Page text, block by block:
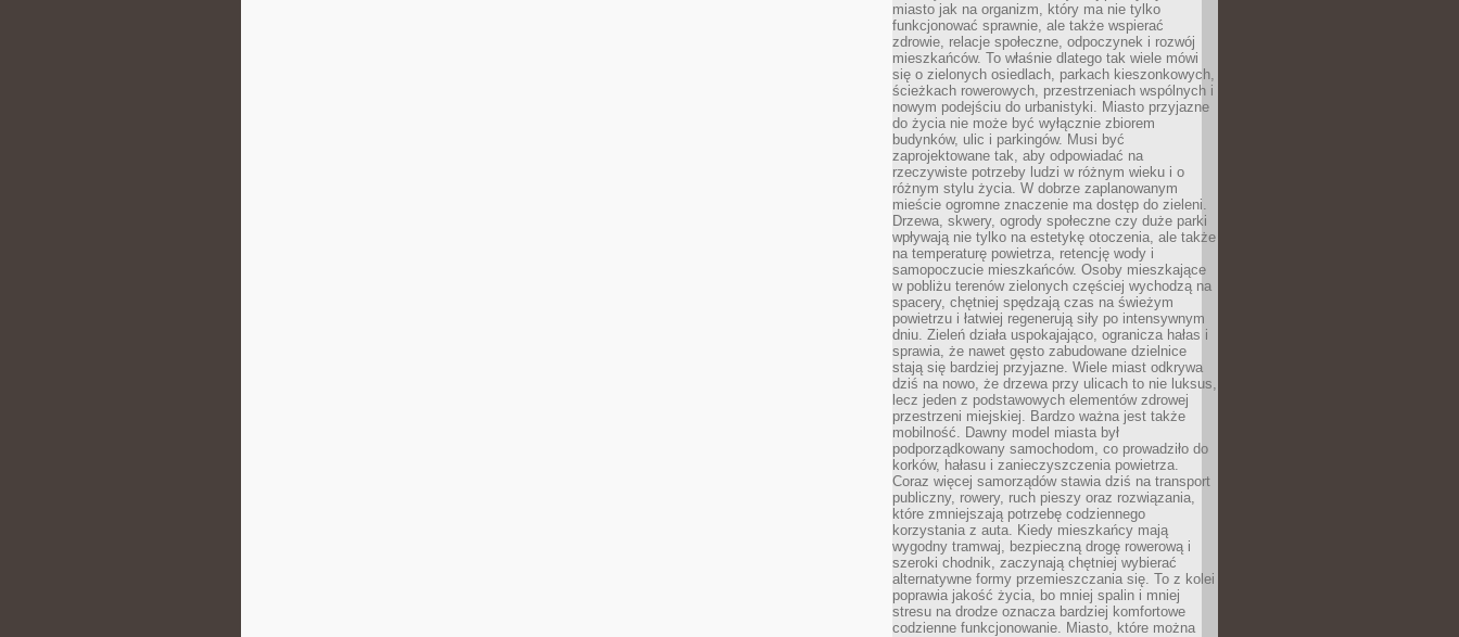
miasto jak na organizm, który ma nie tylko
funkcjonować sprawnie, ale także wspierać
zdrowie, relacje społeczne, odpoczynek i rozwój
mieszkańców. To właśnie dlatego tak wiele mówi
się o zielonych osiedlach, parkach kieszonkowych,
ścieżkach rowerowych, przestrzeniach wspólnych i
nowym podejściu do urbanistyki. Miasto przyjazne
do życia nie może być wyłącznie zbiorem
budynków, ulic i parkingów. Musi być
zaprojektowane tak, aby odpowiadać na
rzeczywiste potrzeby ludzi w różnym wieku i o
różnym stylu życia. W dobrze zaplanowanym
mieście ogromne znaczenie ma dostęp do zieleni.
Drzewa, skwery, ogrody społeczne czy duże parki
wpływają nie tylko na estetykę otoczenia, ale także
na temperaturę powietrza, retencję wody i
samopoczucie mieszkańców. Osoby mieszkające
w pobliżu terenów zielonych częściej wychodzą na
spacery, chętniej spędzają czas na świeżym
powietrzu i łatwiej regenerują siły po intensywnym
dniu. Zieleń działa uspokajająco, ogranicza hałas i
sprawia, że nawet gęsto zabudowane dzielnice
stają się bardziej przyjazne. Wiele miast odkrywa
dziś na nowo, że drzewa przy ulicach to nie luksus,
lecz jeden z podstawowych elementów zdrowej
przestrzeni miejskiej. Bardzo ważna jest także
mobilność. Dawny model miasta był
podporządkowany samochodom, co prowadziło do
korków, hałasu i zanieczyszczenia powietrza.
Coraz więcej samorządów stawia dziś na transport
publiczny, rowery, ruch pieszy oraz rozwiązania,
które zmniejszają potrzebę codziennego
korzystania z auta. Kiedy mieszkańcy mają
wygodny tramwaj, bezpieczną drogę rowerową i
szeroki chodnik, zaczynają chętniej wybierać
alternatywne formy przemieszczania się. To z kolei
poprawia jakość życia, bo mniej spalin i mniej
stresu na drodze oznacza bardziej komfortowe
codzienne funkcjonowanie. Miasto, które można